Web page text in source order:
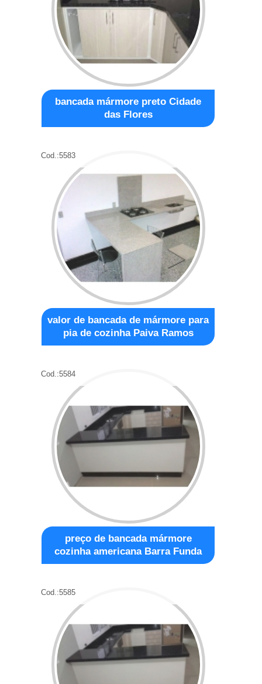
bancada mármore preto Cidade
das Flores
Cod.:5583
valor de bancada de mármore para
pia de cozinha Paiva Ramos
Cod.:5584
preço de bancada mármore
cozinha americana Barra Funda
Cod.:5585